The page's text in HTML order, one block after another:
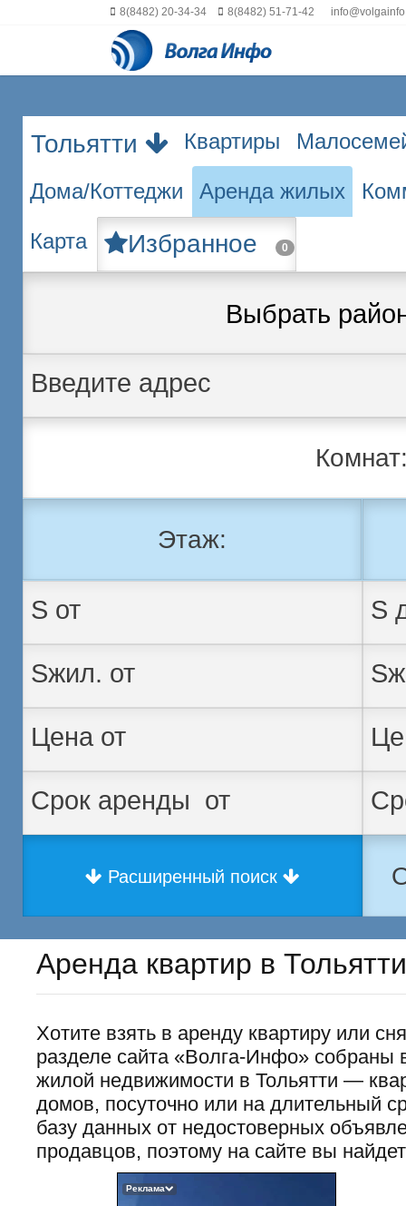
8(8482) 20-34-34 8(8482) 51-71-42
Тольятти Квартиры
Дома/Коттеджи Аренда жилых
Карта Избранное 0
Выбрать
Этаж:
Расширенный поиск
Аренда квартир в Тольятти
Хотите взять в аренду квартиру или
разделе сайта «Волга-Инфо» собраны
жилой недвижимости в Тольятти —
домов, посуточно или на длительный
базу данных от недостоверных
продавцов, поэтому на сайте вы
Реклама